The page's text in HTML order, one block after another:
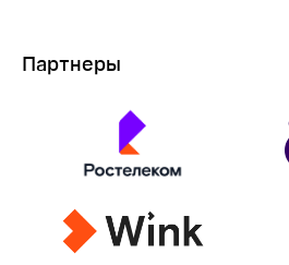
Партнеры